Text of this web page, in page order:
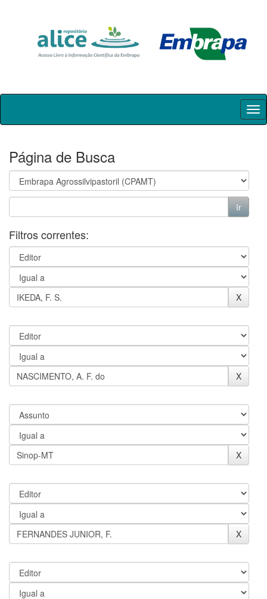
Skip
Página de Busca
Filtros correntes: